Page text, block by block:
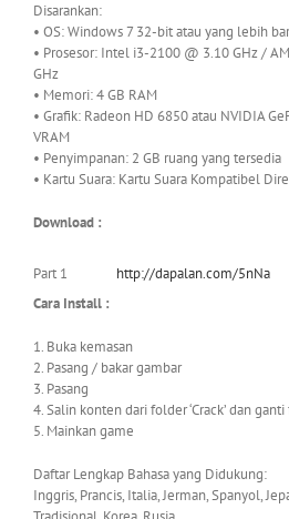
Disarankan:
• OS: Windows 7 32-bit atau yang lebih
• Prosesor: Intel i3-2100 @ 3.10 GHz /
GHz
• Memori: 4 GB RAM
• Grafik: Radeon HD 6850 atau NVIDIA
VRAM
• Penyimpanan: 2 GB ruang yang tersedia
• Kartu Suara: Kartu Suara Kompatibel
Download :
Part 1
http://dapalan.com/5nNa
Cara Install :
1. Buka kemasan
2. Pasang / bakar gambar
3. Pasang
4. Salin konten dari folder ‘Crack’ dan
5. Mainkan game
Daftar Lengkap Bahasa yang Didukung:
Inggris, Prancis, Italia, Jerman, Spanyol,